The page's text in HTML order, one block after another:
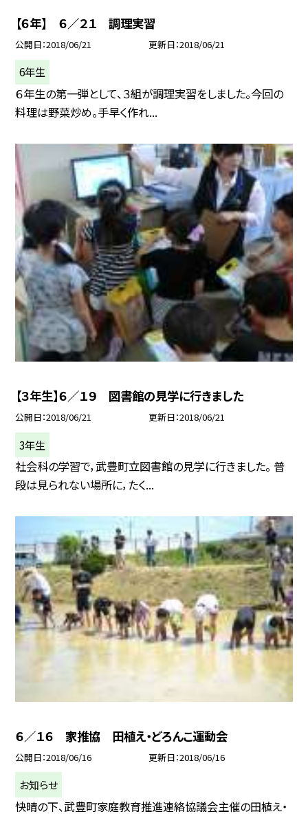
【６年】 ６／２１ 調理実習
公開日 2018/06/21 更新日 2018/06/21
6年生
６年生の第一弾として、３組が調理実習をしました。今回の
料理は野菜炒め。手早く作れ...
【３年生】６／１９ 図書館の見学に行きました
公開日 2018/06/21 更新日 2018/06/21
3年生
社会科の学習で，武豊町立図書館の見学に行きました。 普
段は見られない場所に，たく...
６／１６ 家推協 田植え・どろんこ運動会
公開日 2018/06/16 更新日 2018/06/16
お知らせ
快晴の下、武豊町家庭教育推進連絡協議会主催の田植え・